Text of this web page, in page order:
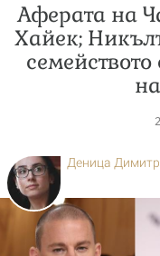
Аферата на
Хайек;
Деница